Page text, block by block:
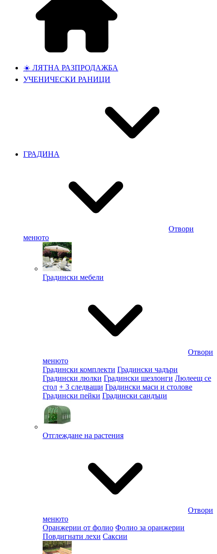
☀️ ЛЯТНА РАЗПРОДАЖБА
УЧЕНИЧЕСКИ РАНИЦИ
ГРАДИНА
Отвори
менюто
Градински мебели
Отвори
менюто
Градински комплекти Градински чадъри
Градински люлки Градински шезлонги Люлеещ се
стол + 3 следващи Градински маси и столове
Градински пейки Градински сандъци
Отглеждане на растения
Отвори
менюто
Оранжерии от фолио Фолио за оранжерии
Повдигнати лехи Саксии